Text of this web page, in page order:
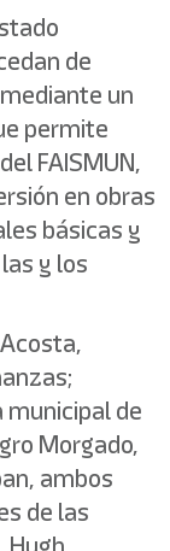
de
un
permite
FAISMUN,
en obras
básicas y
y los
municipal de
Morgado,
ambos
de las